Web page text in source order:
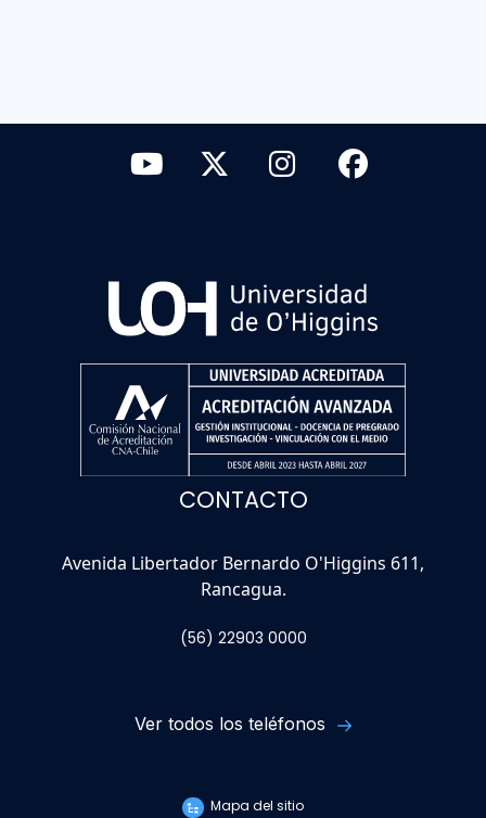
CONTACTO
Avenida Libertador Bernardo O'Higgins 611,
Rancagua.
(56) 22903 0000
Ver todos los teléfonos
Mapa del sitio